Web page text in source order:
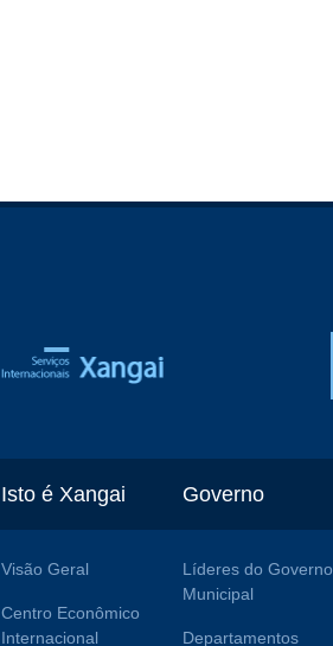
Isto é Xangai
Visão Geral
Centro Econômico
Internacional
Governo
Líderes do Governo
Municipal
Departamentos